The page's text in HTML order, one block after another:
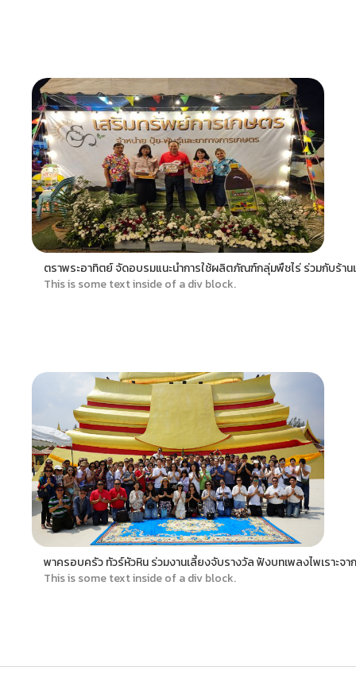
ตราพระอาทิตย์ จัดอบรมแนะนำการใช้ผลิตภัณฑ์กลุ่มพืชไร่ ร่วมกับร้า
This is some text inside of a div block.
พาครอบครัว ทัวร์หัวหิน ร่วมงานเลี้ยงจับรางวัล ฟังบทเพลงไพเราะจา
This is some text inside of a div block.